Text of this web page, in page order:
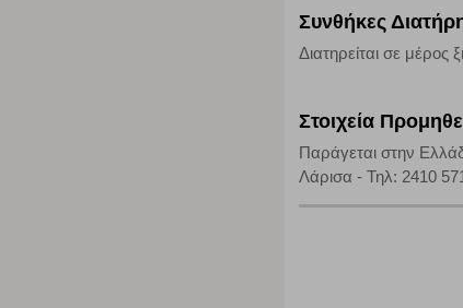
Συνθήκες
Διατηρείται σε μέρος
Στοιχεία
Παράγεται στην
Λάρισα - Τηλ: 2410